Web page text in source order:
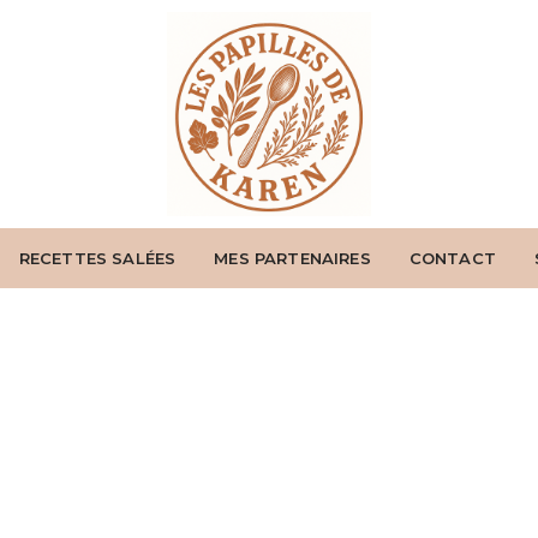
RECETTES SALÉES MES PARTENAIRES CONTACT